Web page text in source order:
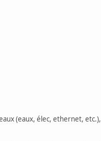
(eaux, élec, ethernet, etc.),